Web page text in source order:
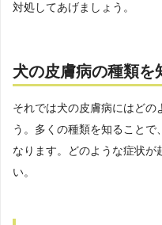
対処してあげましょう。
犬の皮膚病の種類を
それでは犬の皮膚病にはどの
う。多くの種類を知ることで
なります。どのような症状が
い。